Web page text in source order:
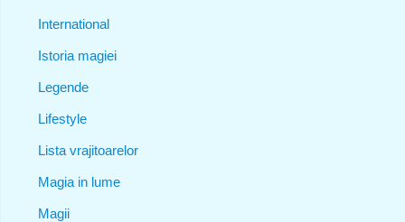
International
Istoria magiei
Legende
Lifestyle
Lista vrajitoarelor
Magia in lume
Magii